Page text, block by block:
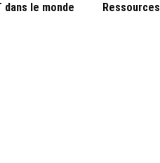
dans le monde Ressources